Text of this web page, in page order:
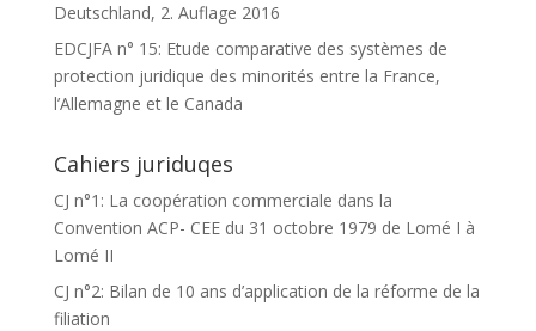
Deutschland, 2. Auflage 2016
EDCJFA n° 15: Etude comparative des systèmes de
protection juridique des minorités entre la France,
l’Allemagne et le Canada
Cahiers juriduqes
CJ n°1: La coopération commerciale dans la
Convention ACP- CEE du 31 octobre 1979 de Lomé I à
Lomé II
CJ n°2: Bilan de 10 ans d’application de la réforme de la
filiation